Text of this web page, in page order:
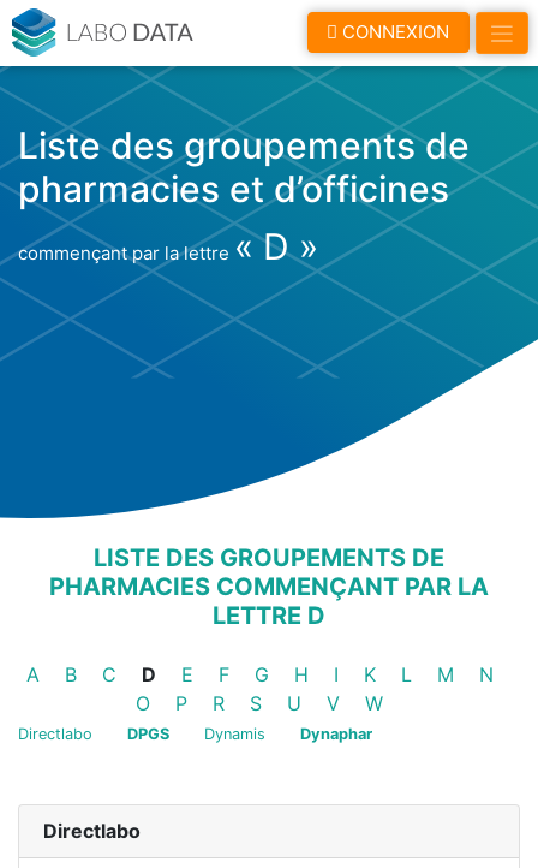
CONNEXION
Liste des groupements de
pharmacies et d’officines
commençant par la lettre « D »
LISTE DES GROUPEMENTS DE
PHARMACIES COMMENÇANT PAR LA
LETTRE D
Groupements de pharmacies
A Groupements de pharmacies
B Groupements de pharmacies
C D Groupements de pharmacies
E Groupements de pharmacies
F Groupements de pharmacies
G Groupements de
H Groupements de
I Groupements de
K Groupements
L M
N
Groupements de pharmacies
O Groupements de pharmacies
P Groupements de pharmacies
R Groupements de pharmacies
S Groupements de
U Groupements de
V Groupements de
W
Directlabo DPGS Dynamis Dynaphar
Directlabo